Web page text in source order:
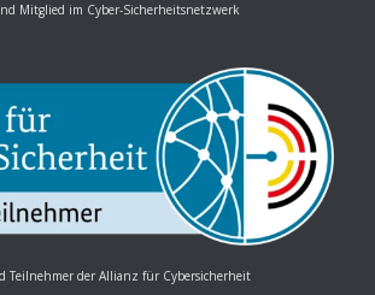
Mitglied im Cyber-Sicherheitsnetzwerk
Teilnehmer der Allianz für Cybersicherheit